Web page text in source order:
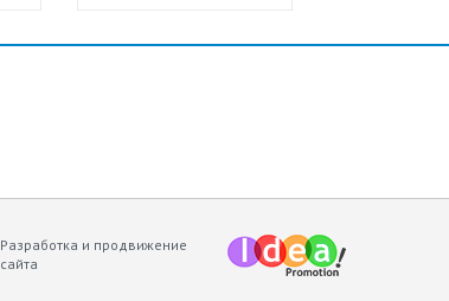
Разработка и продвижение
сайта